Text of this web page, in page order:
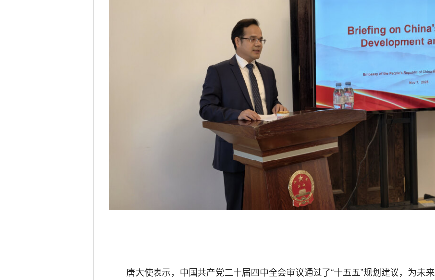
唐大使表示，中国共产党二十届四中全会审议通过了“十五五”规划建议，为未来